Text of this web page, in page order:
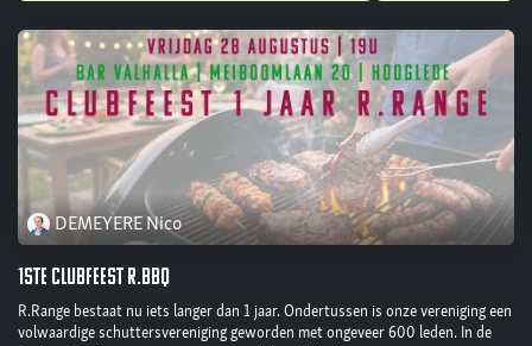
DEMEYERE Nico
1ste clubfeest r.BBQ
R.Range bestaat nu iets langer dan 1 jaar. Ondertussen is onze vereniging een
volwaardige schuttersvereniging geworden met ongeveer 600 leden. In de